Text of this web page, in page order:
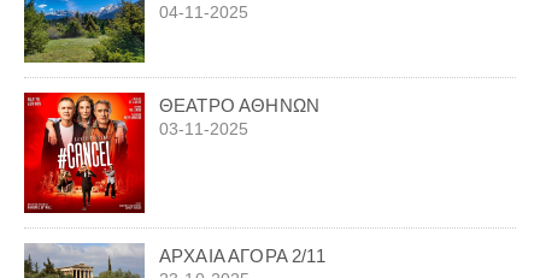
04-11-2025
ΘΕΑΤΡΟ ΑΘΗΝΩΝ
03-11-2025
ΑΡΧΑΙΑ ΑΓΟΡΑ 2/11